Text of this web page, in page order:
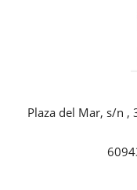
Empresas
Plaza del Mar, s/n ,